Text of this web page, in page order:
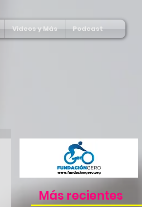
Videos y Más Podcast
Más recientes